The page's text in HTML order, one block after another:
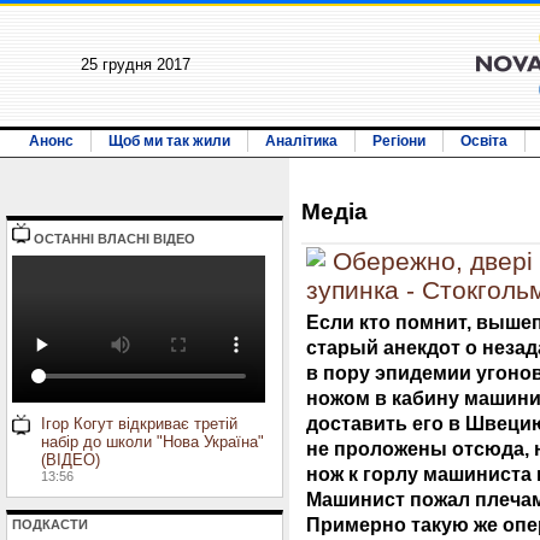
25 грудня 2017
Анонс Щоб ми так жили Аналітика Регіони Освіта
ОСТАННI ВЛАСНI ВIДЕО
Ігор Когут відкриває третій
набір до школи "Нова Україна"
(ВІДЕО)
13:56
ПОДКАСТИ
Медiа
Обережно,
зупинка -
Если кто помнит,
старый анекдот о
в пору эпидемии
ножом в кабину
доставить его в
не проложены отсюда,
нож к горлу
Машинист пожал
Примерно такую же